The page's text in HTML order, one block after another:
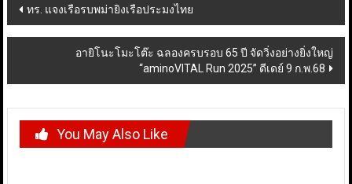
Post
navigation
ทร. แจงเรือรบพม่ายิงเรือประมงไทย
อายิโนะโมะโต๊ะ ฉลองครบรอบ 65 ปี จัดวิ่งอย่างยิ่งใหญ่
“aminoVITAL Run 2025” ดีเดย์ 9 ก.พ.68
You May Also Like